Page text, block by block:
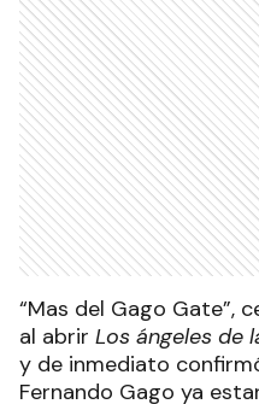
“Mas del Gago Gate”,
al abrirLos ángeles de
y de inmediato
Fernando Gago ya
era su amante,
nada quiero contarles
Dulko va a ser
será Fernando
acuerdo civilizado,
comenzó la panelista y
tenía una amante y era
separación, Verónica
amante, es la actual
bailarina insistió con